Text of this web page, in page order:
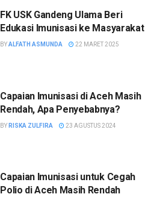
FK USK Gandeng Ulama Beri
Edukasi Imunisasi ke Masyarakat
BYALFATH ASMUNDA 22 MARET 2025
Capaian Imunisasi di Aceh Masih
Rendah, Apa Penyebabnya?
BY RISKA ZULFIRA 23 AGUSTUS 2024
Capaian Imunisasi untuk Cegah
Polio di Aceh Masih Rendah